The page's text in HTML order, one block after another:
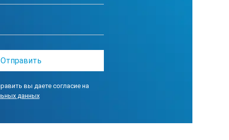
вы даете согласие на
данных